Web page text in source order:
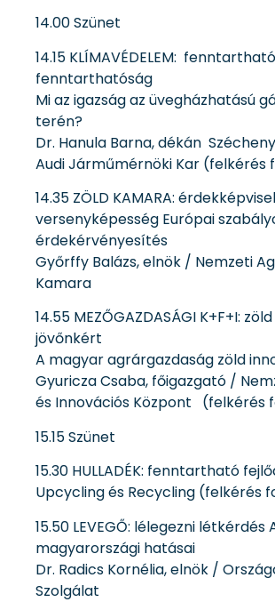
14.00 Szünet
14.15 KLÍMAVÉDELEM:
fenntarthatóság
Mi az igazság az üvegházhatású
terén?
Dr. Hanula Barna, dékán
Audi Járműmérnöki Kar
14.35 ZÖLD KAMARA:
versenyképesség Európai
érdekérvényesítés
Győrffy Balázs, elnök / Nemzeti
Kamara
14.55 MEZŐGAZDASÁGI K+F+I:
jövőnkért
A magyar agrárgazdaság zöld
Gyuricza Csaba, főigazgató /
és Innovációs Központ (felkérés
15.15 Szünet
15.30 HULLADÉK: fenntartható
Upcycling és Recycling (felkérés
15.50 LEVEGŐ: lélegezni
magyarországi hatásai
Dr. Radics Kornélia, elnök /
Szolgálat